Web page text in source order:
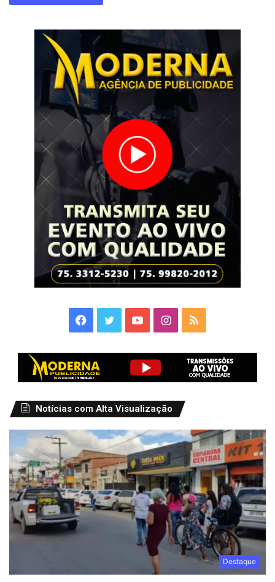
Facebook
TwitterYouTubeInstagram
RSS
Notícias com Alta Visualização
Destaque